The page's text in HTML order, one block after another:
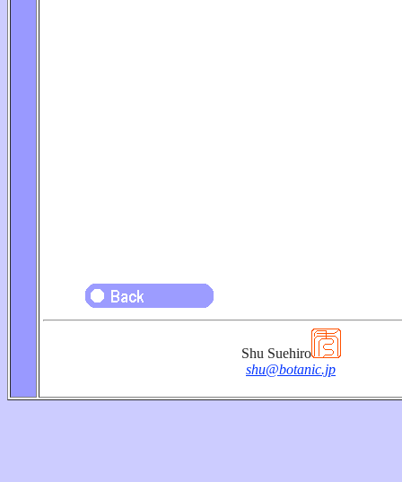
Shu Suehiro
shu@botanic.jp